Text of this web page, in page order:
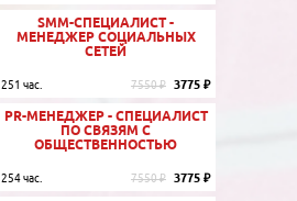
SMM-СПЕЦИАЛИСТ -
МЕНЕДЖЕР СОЦИАЛЬНЫХ
СЕТЕЙ
251 час. 7550 ₽ 3775 ₽
PR-МЕНЕДЖЕР - СПЕЦИАЛИСТ
ПО СВЯЗЯМ С
ОБЩЕСТВЕННОСТЬЮ
254 час. 7550 ₽ 3775 ₽